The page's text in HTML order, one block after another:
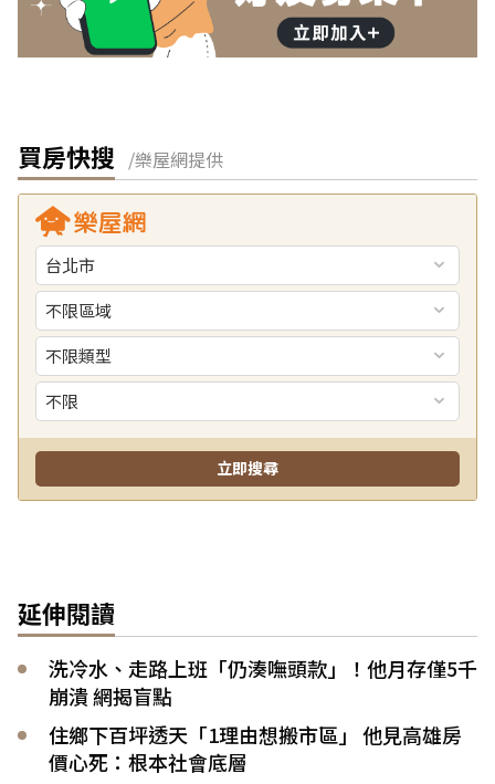
買房快搜 /樂屋網提供
延伸閱讀
洗冷水、走路上班「仍湊嘸頭款」！他月存僅5千
崩潰 網揭盲點
住鄉下百坪透天「1理由想搬市區」 他見高雄房
價心死：根本社會底層